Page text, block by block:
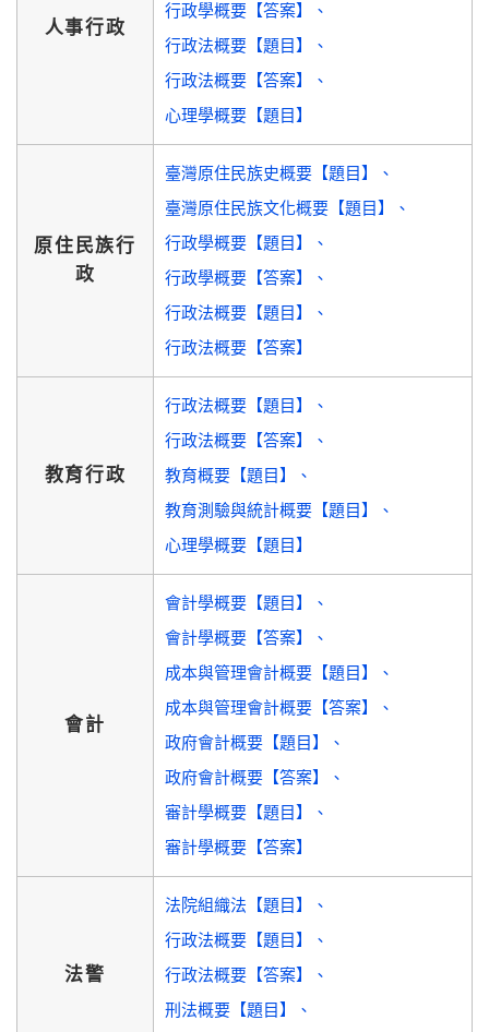
人事行政
行政學概要【答案】
行政法概要【題目】
行政法概要【答案】
心理學概要【題目】
原住民族行
政
臺灣原住民族史概要【題目】
臺灣原住民族文化概要【題目】
行政學概要【題目】
行政學概要【答案】
行政法概要【題目】
行政法概要【答案】
教育行政
行政法概要【題目】
行政法概要【答案】
教育概要【題目】
教育測驗與統計概要【題目】
心理學概要【題目】
會計
會計學概要【題目】
會計學概要【答案】
成本與管理會計概要【題目】
成本與管理會計概要【答案】
政府會計概要【題目】
政府會計概要【答案】
審計學概要【題目】
審計學概要【答案】
法警
法院組織法【題目】
行政法概要【題目】
行政法概要【答案】
刑法概要【題目】